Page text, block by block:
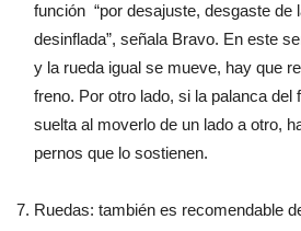
función “por desajuste, desgaste de
desinflada”, señala Bravo. En este
y la rueda igual se mueve, hay que
freno. Por otro lado, si la palanca del
suelta al moverlo de un lado a otro,
pernos que lo sostienen.
Ruedas: también es recomendable